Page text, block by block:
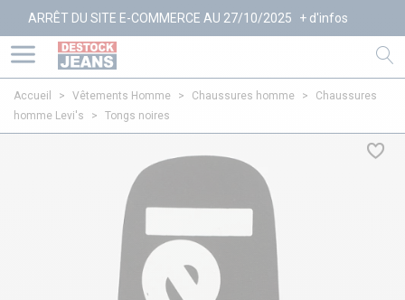
ARRÊT DU SITE E-COMMERCE AU 27/10/2025 + d'infos
Accueil > Vêtements Homme > Chaussures homme >
Chaussures
homme Levi's
> Tongs noires